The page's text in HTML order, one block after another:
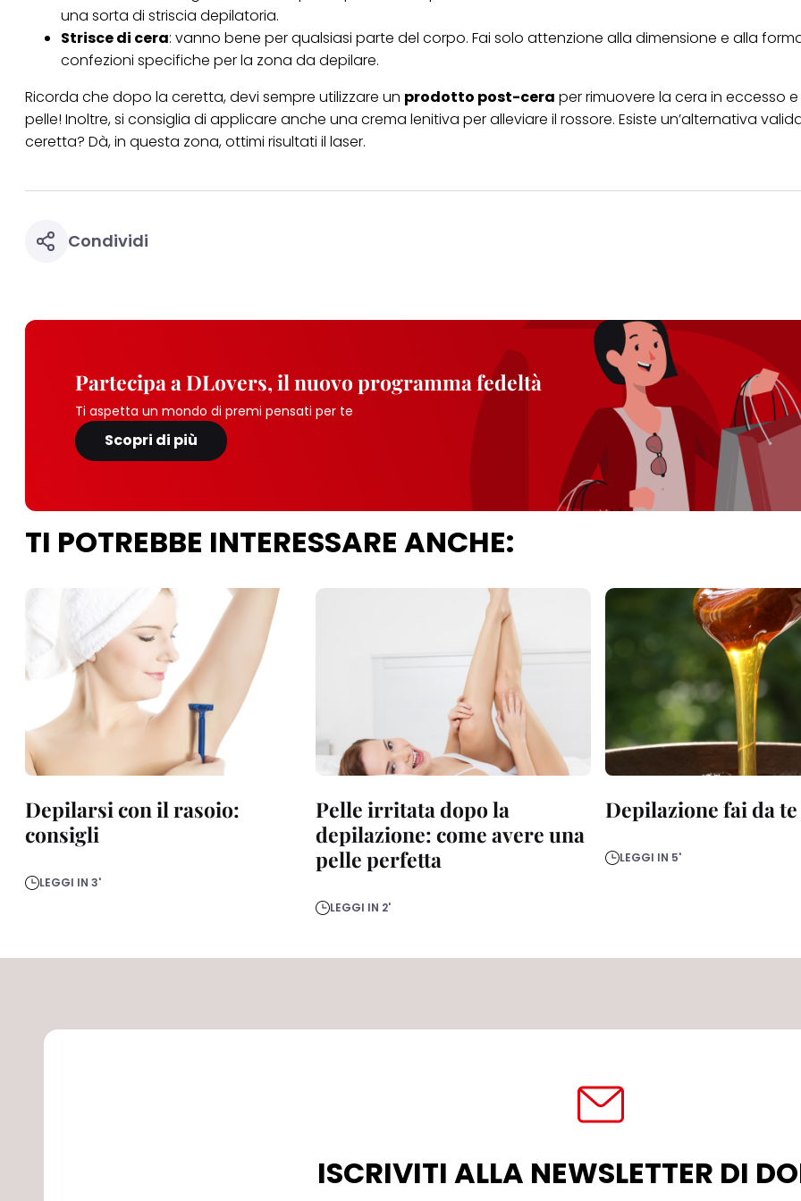
una sorta di striscia depilatoria.
Strisce di cera: vanno bene per qualsiasi parte del corpo. Fai solo attenzione alla dimensione e alla
confezioni specifiche per la zona da depilare.
Ricorda che dopo la ceretta, devi sempre utilizzare un prodotto post-cera per rimuovere la cera in eccesso e
pelle! Inoltre, si consiglia di applicare anche una crema lenitiva per alleviare il rossore. Esiste un’alternativa
ceretta? Dà, in questa zona, ottimi risultati il laser.
Condividi
Partecipa a DLovers, il nuovo programma fedeltà
Ti aspetta un mondo di premi pensati per te
Scopri di più
TI POTREBBE INTERESSARE ANCHE:
Depilarsi con il rasoio:
consigli
LEGGI IN 3'
Pelle irritata dopo la
depilazione: come avere una
pelle perfetta
LEGGI IN 2'
Depilazione fai da te
LEGGI IN 5'
ISCRIVITI ALLA NEWSLETTER DI